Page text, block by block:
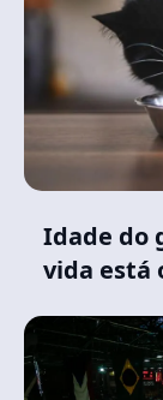
Idade do
vida está